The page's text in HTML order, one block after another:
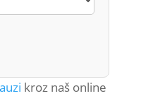
kroz naš online